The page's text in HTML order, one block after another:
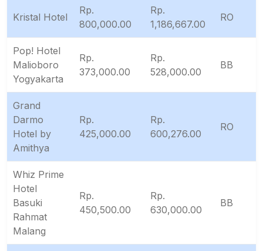
Kristal Hotel
Rp.
800,000.00
Rp.
1,186,667.00
RO
Pop! Hotel
Malioboro
Yogyakarta
Rp.
373,000.00
Rp.
528,000.00
BB
Grand
Darmo
Hotel by
Amithya
Rp.
425,000.00
Rp.
600,276.00
RO
Whiz Prime
Hotel
Basuki
Rahmat
Malang
Rp.
450,500.00
Rp.
630,000.00
BB